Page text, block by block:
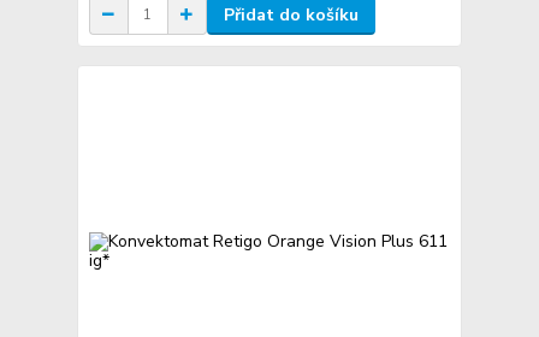
Přidat do košíku